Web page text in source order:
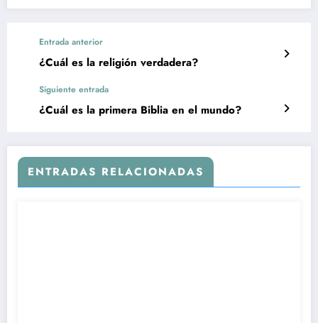
Entrada anterior
¿Cuál es la religión verdadera?
Siguiente entrada
¿Cuál es la primera Biblia en el mundo?
ENTRADAS RELACIONADAS